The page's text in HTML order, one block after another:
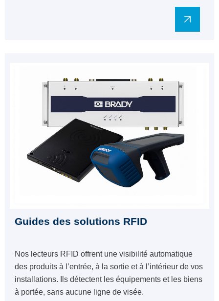
Guides des solutions RFID
Nos lecteurs RFID offrent une visibilité automatique
des produits à l’entrée, à la sortie et à l’intérieur de vos
installations. Ils détectent les équipements et les biens
à portée, sans aucune ligne de visée.